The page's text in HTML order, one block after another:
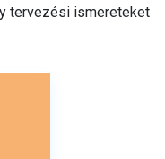
tervezési ismereteket